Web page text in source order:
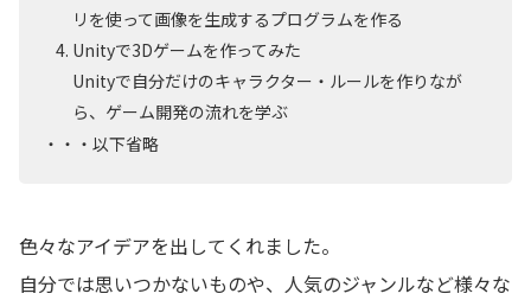
リを使って画像を生成するプログラムを作る
Unityで3Dゲームを作ってみた
Unityで自分だけのキャラクター・ルールを作りなが
ら、ゲーム開発の流れを学ぶ
・・・以下省略
色々なアイデアを出してくれました。
自分では思いつかないものや、人気のジャンルなど様々な